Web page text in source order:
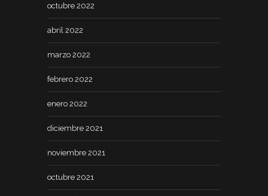
octubre 2022
abril 2022
marzo 2022
febrero 2022
enero 2022
diciembre 2021
noviembre 2021
octubre 2021